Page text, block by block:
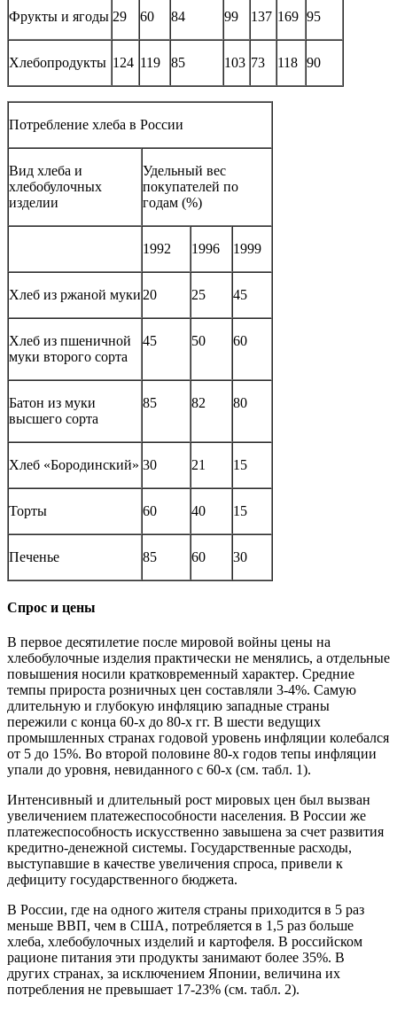
Фрукты и ягоды 29 60 84 99 137 169 95
Хлебопродукты 124 119 85 103 73 118 90
Потребление хлеба в России
Вид хлеба и
хлебобулочных
изделии
Удельный вес
покупателей по
годам (%)
1992 1996 1999
Хлеб из ржаной муки 20 25 45
Хлеб из пшеничной
муки второго сорта
45 50 60
Батон из муки
высшего сорта
85 82 80
Хлеб «Бородинский» 30 21 15
Торты 60 40 15
Печенье 85 60 30
Спрос и цены
В первое десятилетие после мировой войны цены на
хлебобулочные изделия практически не менялись, а отдельные
повышения носили кратковременный характер. Средние
темпы прироста розничных цен составляли 3-4%. Самую
длительную и глубокую инфляцию западные страны
пережили с конца 60-х до 80-х гг. В шести ведущих
промышленных странах годовой уровень инфляции колебался
от 5 до 15%. Во второй половине 80-х годов тепы инфляции
упали до уровня, невиданного с 60-х (см. табл. 1).
Интенсивный и длительный рост мировых цен был вызван
увеличением платежеспособности населения. В России же
платежеспособность искусственно завышена за счет развития
кредитно-денежной системы. Государственные расходы,
выступавшие в качестве увеличения спроса, привели к
дефициту государственного бюджета.
В России, где на одного жителя страны приходится в 5 раз
меньше ВВП, чем в США, потребляется в 1,5 раз больше
хлеба, хлебобулочных изделий и картофеля. В российском
рационе питания эти продукты занимают более 35%. В
других странах, за исключением Японии, величина их
потребления не превышает 17-23% (см. табл. 2).